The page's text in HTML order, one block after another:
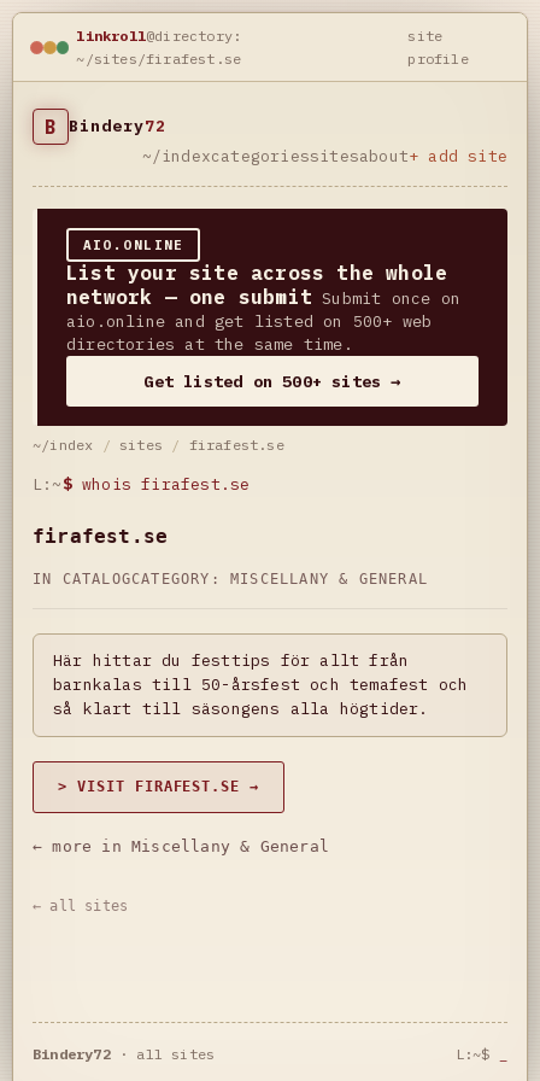
linkroll@directory:
~/sites/firafest.se
site
profile
B Bindery72
~/indexcategoriessitesabout+ add site
AIO.ONLINE
List your site across the whole
network — one submit Submit once on
aio.online and get listed on 500+ web
directories at the same time.
Get listed on 500+ sites →
~/index / sites / firafest.se
L:~$ whois firafest.se
firafest.se
IN CATALOGCATEGORY: MISCELLANY & GENERAL
Här hittar du festtips för allt från
barnkalas till 50-årsfest och temafest och
så klart till säsongens alla högtider.
> VISIT FIRAFEST.SE →
← more in Miscellany & General
← all sites
Bindery72· all sites L:~$